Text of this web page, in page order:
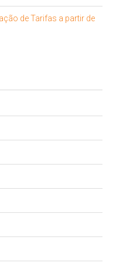
de Tarifas a partir de